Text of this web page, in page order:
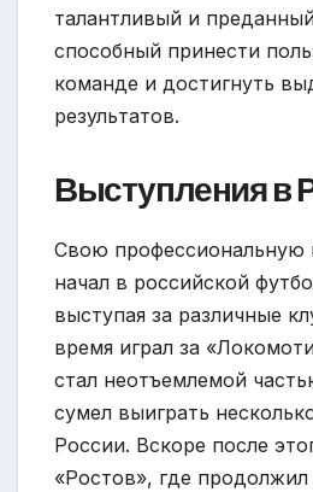
талантливый и
способный принести
команде и достигнуть
результатов.
Выступления в
Свою профессиональную
начал в российской
выступая за различные
время играл за
стал неотъемлемой
сумел выиграть
России. Вскоре после
«Ростов», где